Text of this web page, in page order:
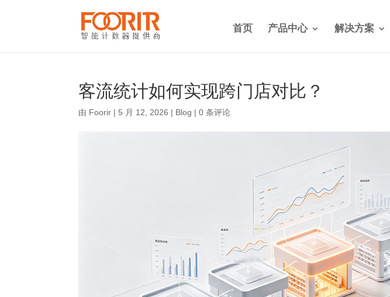
首页 产品中心 解决方案
客流统计如何实现跨门店对比？
由 Foorir | 5 月 12, 2026 | Blog |0 条评论